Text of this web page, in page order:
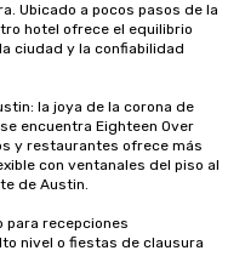
Ubicado a pocos pasos de la
hotel ofrece el equilibrio
ciudad y la confiabilidad
la joya de la corona de
encuentra Eighteen Over
y restaurantes ofrece más
con ventanales del piso al
de Austin.
para recepciones
nivel o fiestas de clausura